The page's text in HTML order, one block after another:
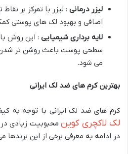
لیزر درمانی : لیزر با تمرکز بر
اضافی و بهبود لک های پوستی
لایه برداری شیمیایی : این روش
سطحی پوست باعث روشن تر
می شود.
بهترین کرم های ضد لک ایرانی
کرم های ضد لک ایرانی با توجه به
لک لاکچری کوینمحبوبیت زیادی
در ادامه به معرفی برخی از این برندها